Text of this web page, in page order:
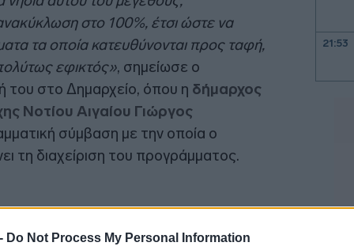
Do Not Process My Personal Information
στο 100%, έτσι ώστε να
τα οποία κατευθύνονται προς ταφή,
εφικτός», σημείωσε ο
στο Δημαρχείο, όπου η δήμαρχος
Νοτίου Αιγαίου Γιώργος
σύμβαση με την οποία ο
τη διαχείριση του προγράμματος.
21:53